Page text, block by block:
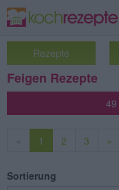
Rezepte
Feigen Rezepte
1 2 3 »
Sortierung